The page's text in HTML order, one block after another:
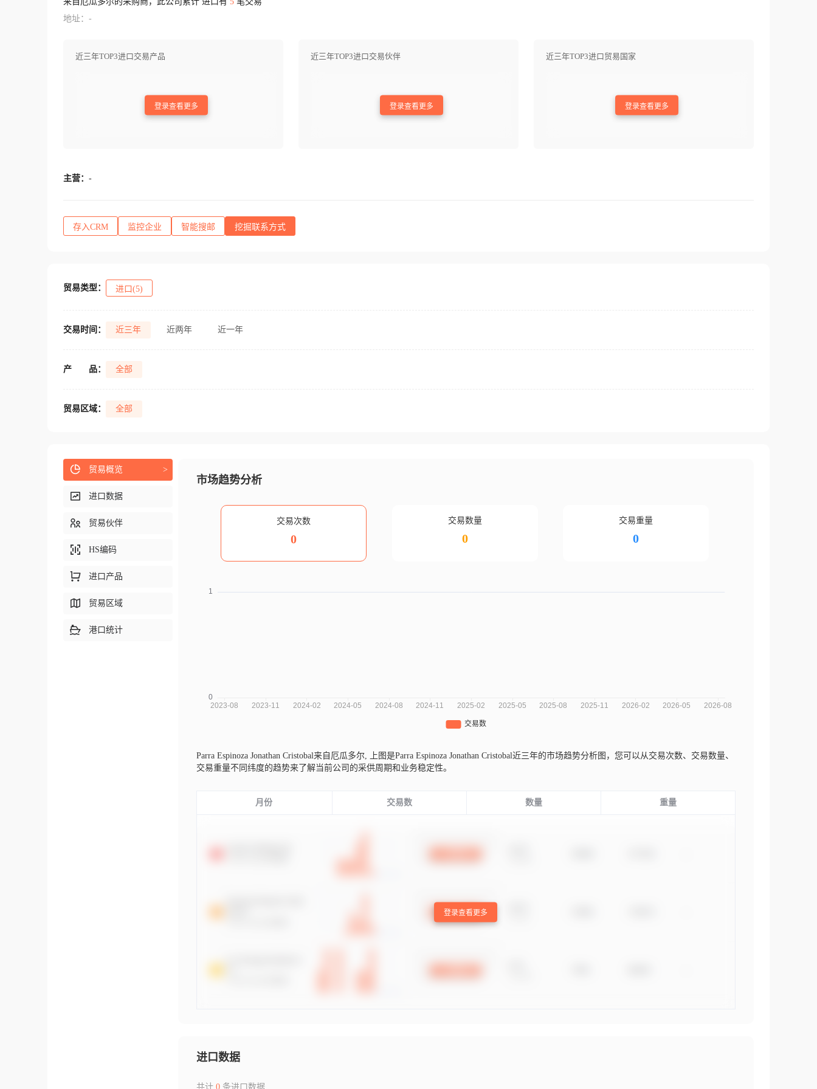
地址：-
近三年TOP3进口交易产品
登录查看更多
近三年TOP3进口交易伙伴
登录查看更多
近三年TOP3进口贸易国家
登录查看更多
主营： -
存入CRM 监控企业 智能搜邮 挖掘联系方式
贸易类型： 进口(5)
交易时间： 近三年 近两年 近一年
产 品： 全部
贸易区域： 全部
市场趋势分析
交易次数
0
交易数量
0
交易重量
0
Parra Espinoza Jonathan Cristobal来自厄瓜多尔,
上图是Parra Espinoza Jonathan Cristobal近三年的市场趋势分析图，您可以从交易次数、交易数量、
交易重量不同纬度的趋势来了解当前公司的采供周期和业务稳定性。
月份 交易数 数量 重量
登录查看更多
进口数据
共计 0条进口数据
贸易概览 >
进口数据
贸易伙伴
HS编码
进口产品
贸易区域
港口统计